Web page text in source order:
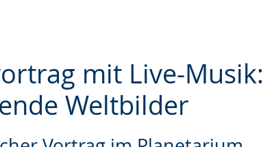
mit Live-Musik:
Weltbilder